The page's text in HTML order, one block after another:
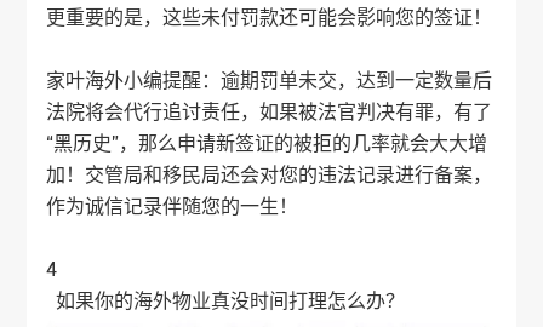
更重要的是，这些未付罚款还可能会影响您的签证！
家叶海外小编提醒：逾期罚单未交，达到一定数量后
法院将会代行追讨责任，如果被法官判决有罪，有了
“黑历史”，那么申请新签证的被拒的几率就会大大增
加！交管局和移民局还会对您的违法记录进行备案，
作为诚信记录伴随您的一生！
4
如果你的海外物业真没时间打理怎么办？